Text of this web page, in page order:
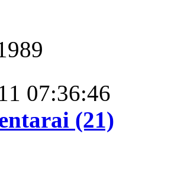
07:36:46
(21)